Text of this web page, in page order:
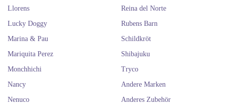
Llorens
Lucky Doggy
Marina & Pau
Mariquita Perez
Monchhichi
Nancy
Nenuco
Reina del Norte
Rubens Barn
Schildkröt
Shibajuku
Tryco
Andere Marken
Anderes Zubehör